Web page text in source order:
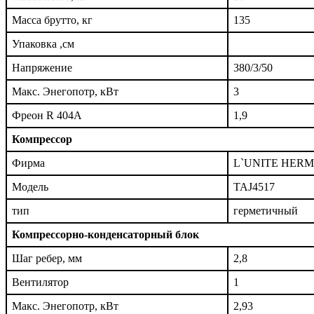
Масса брутто, кг
135
Упаковка ,см
Напряжение
380/3/50
Макс. Энегопотр, кВт
3
Фреон R 404A
1,9
Компрессор
Фирма
L`UNITE
Модель
TAJ4517
тип
герметичный
Компрессорно-конденсаторный блок
Шаг ребер, мм
2,8
Вентилятор
1
Макс. Энегопотр, кВт
2,93